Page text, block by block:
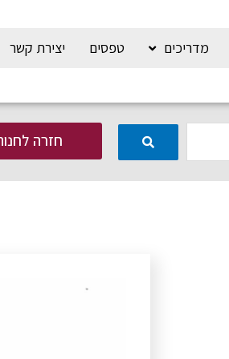
מדריכים טפסים יצירת קשר
חזרה